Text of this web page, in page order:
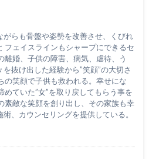
がらも骨盤や姿勢を改善させ、くびれ
フェイスラインもシャープにできるセ
離婚、子供の障害、病気、虐待、う
抜け出した経験から”笑顔”の大切さ
の笑顔で子供も救われる。幸せにな
めていた”女”を取り戻してもらう事を
素敵な笑顔を創り出し、その家族も幸
、カウンセリングを提供している。